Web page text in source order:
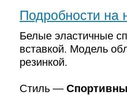
Подробности на
Белые эластичные
вставкой. Модель
резинкой.
Стиль —